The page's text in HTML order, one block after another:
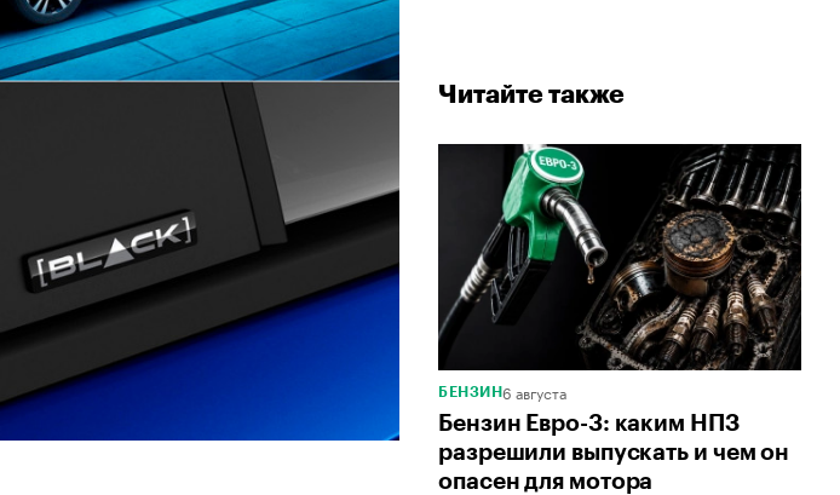
Читайте также
БЕНЗИН6 августа
Бензин Евро-3: каким НПЗ
разрешили выпускать и чем он
опасен для мотора